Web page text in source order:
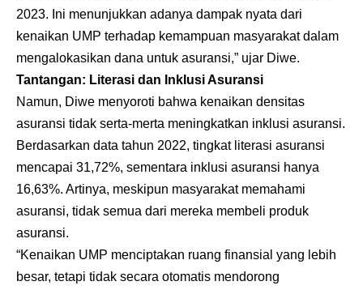
2023. Ini menunjukkan adanya dampak nyata dari
kenaikan UMP terhadap kemampuan masyarakat dalam
mengalokasikan dana untuk asuransi,” ujar Diwe.
Tantangan: Literasi dan Inklusi Asuransi
Namun, Diwe menyoroti bahwa kenaikan densitas
asuransi tidak serta-merta meningkatkan inklusi asuransi.
Berdasarkan data tahun 2022, tingkat literasi asuransi
mencapai 31,72%, sementara inklusi asuransi hanya
16,63%. Artinya, meskipun masyarakat memahami
asuransi, tidak semua dari mereka membeli produk
asuransi.
“Kenaikan UMP menciptakan ruang finansial yang lebih
besar, tetapi tidak secara otomatis mendorong